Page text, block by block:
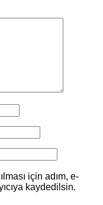
için adım, e-
kaydedilsin.